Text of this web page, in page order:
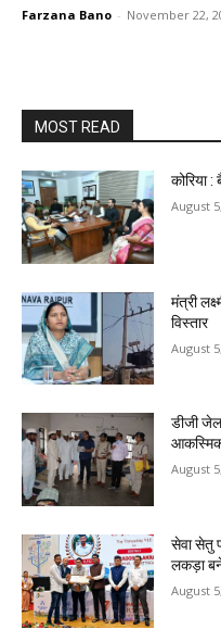
Farzana Bano - November 22,
MOST READ
कोरिया
August
मंत्री
विस्तार
August
डीजी जेल
आकस्मिक
August
सेवा सेतु
लकड़ा
August